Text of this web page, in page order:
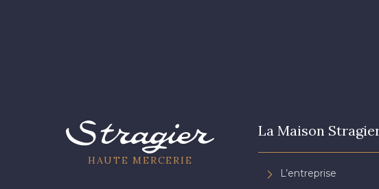
HAUTE MERCERIE
La Maison
L’entreprise